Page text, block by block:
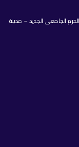
الجامعى الجديد – مدينة